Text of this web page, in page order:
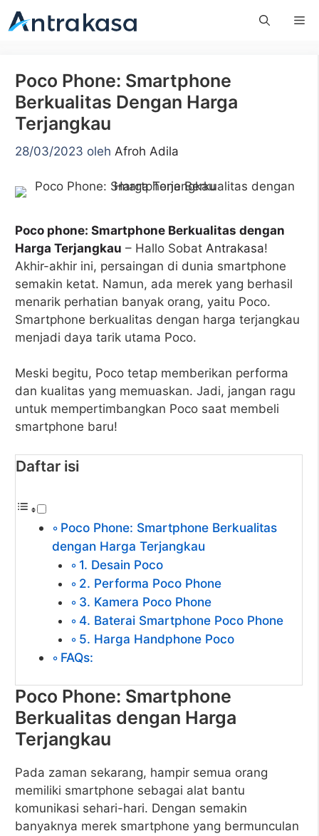
Langsung
ke
Poco Phone: Smartphone
Berkualitas Dengan Harga
Terjangkau
28/03/2023 oleh Afroh Adila
Poco phone: Smartphone Berkualitas dengan
Harga Terjangkau – Hallo Sobat Antrakasa!
Akhir-akhir ini, persaingan di dunia smartphone
semakin ketat. Namun, ada merek yang berhasil
menarik perhatian banyak orang, yaitu Poco.
Smartphone berkualitas dengan harga terjangkau
menjadi daya tarik utama Poco.
Meski begitu, Poco tetap memberikan performa
dan kualitas yang memuaskan. Jadi, jangan ragu
untuk mempertimbangkan Poco saat membeli
smartphone baru!
Daftar isi
Poco Phone: Smartphone Berkualitas
dengan Harga Terjangkau
1. Desain Poco
2. Performa Poco Phone
3. Kamera Poco Phone
4. Baterai Smartphone Poco Phone
5. Harga Handphone Poco
FAQs:
Poco Phone: Smartphone
Berkualitas dengan Harga
Terjangkau
Pada zaman sekarang, hampir semua orang
memiliki smartphone sebagai alat bantu
komunikasi sehari-hari. Dengan semakin
banyaknya merek smartphone yang bermunculan